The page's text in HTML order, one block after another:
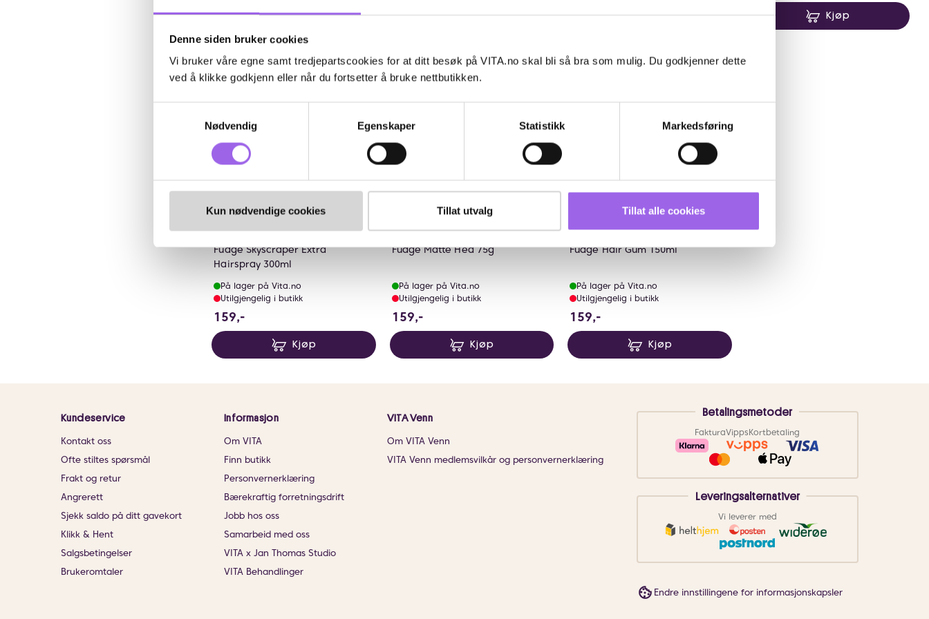
Denne siden bruker cookies
Vi bruker våre egne samt tredjepartscookies for at ditt besøk på VITA.no skal bli så bra som mulig. Du godkjenner dette
ved å klikke godkjenn eller når du fortsetter å bruke nettbutikken.
Nødvendig
Egenskaper Statistikk Markedsføring
Kun nødvendige cookies Tillat utvalg Tillat alle cookies
Kjøp Kjøp Kjøp Kjøp
Kun på nett
Karakter:
(2)
4.5 av 5 mulige
Fudge
Fudge Skyscraper Extra
Hairspray 300ml
På lager på Vita.no
Utilgjengelig i butikk
159,-
Kjøp
Kun på nett
Fudge
Fudge Matte Hed 75g
På lager på Vita.no
Utilgjengelig i butikk
159,-159 NOK
Kjøp
Kun på nett
Karakter:
(2)
5.0 av 5 mulige
Fudge
Fudge Hair Gum 150ml
På lager på Vita.no
Utilgjengelig i butikk
159,-
Kjøp
Kundeservice
Kontakt oss
Ofte stiltes spørsmål
Frakt og retur
Angrerett
Sjekk saldo på ditt gavekort
Klikk & Hent
Salgsbetingelser
Brukeromtaler
Informasjon
Om VITA
Finn butikk
Personvernerklæring
Bærekraftig forretningsdrift
Jobb hos oss
Samarbeid med oss
VITA x Jan Thomas Studio
VITA Behandlinger
VITA Venn
Om VITA Venn
VITA Venn medlemsvilkår og personvernerklæring
Betalingsmetoder
FakturaVippsKortbetaling
Leveringsalternativer
Vi leverer med
Endre innstillingene for informasjonskapsler